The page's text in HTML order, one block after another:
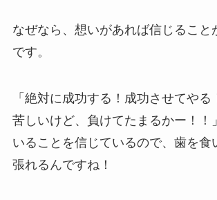
なぜなら、想いがあれば信じること
です。
「絶対に成功する！成功させてやる
苦しいけど、負けてたまるかー！！
いることを信じているので、歯を食
張れるんですね！